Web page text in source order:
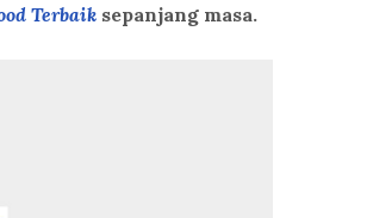
Terbaiksepanjang masa.